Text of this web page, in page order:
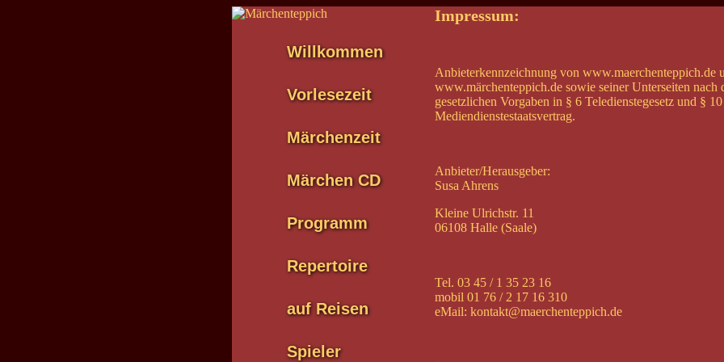
Willkommen
Vorlesezeit
Märchenzeit
Märchen CD
Programm
Repertoire
auf Reisen
Spieler
Impressum:
Anbieterkennzeichnung von www.maerchenteppich.de
www.märchenteppich.de sowie seiner Unterseiten nach
gesetzlichen Vorgaben in § 6 Teledienstegesetz und § 10
Mediendienstestaatsvertrag.
Anbieter/Herausgeber:
Susa Ahrens
Kleine Ulrichstr. 11
06108 Halle (Saale)
Tel. 03 45 / 1 35 23 16
mobil 01 76 / 2 17 16 310
eMail: kontakt@maerchenteppich.de